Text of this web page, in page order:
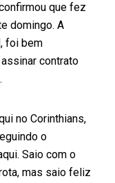
que fez
domingo. A
foi bem
contrato
no Corinthians,
o
Saio com o
mas saio feliz